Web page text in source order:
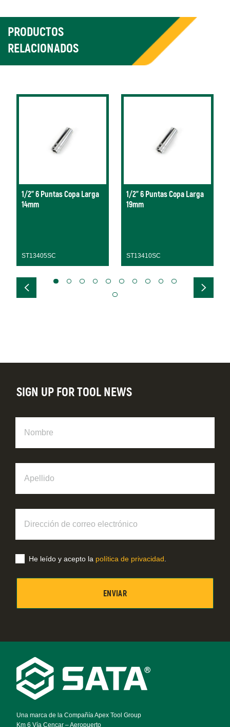
PRODUCTOS
RELACIONADOS
1/2" 6 Puntas Copa Larga
14mm
ST13405SC
1/2" 6 Puntas Copa Larga
19mm
ST13410SC
Footer
Navigation
Una marca de la Compañía Apex Tool Group
Km 6 Vía Cencar – Aeropuerto
SIGN UP FOR TOOL NEWS
correo
electrónico
He leído y acepto la política de privacidad